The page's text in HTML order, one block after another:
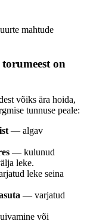
mahtude
on
võiks ära hoida,
tunnuse peale:
— algav
— kulunud
leke.
leke seina
— varjatud
või